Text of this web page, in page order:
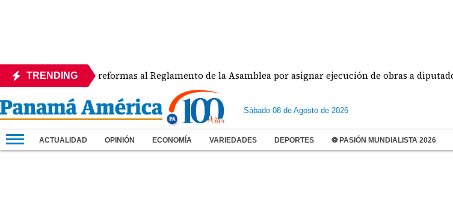
TRENDING
rechaza reformas al Reglamento de la Asamblea por asignar ejecución de obras a diputados
Sábado 08 de Agosto de 2026
ACTUALIDAD OPINIÓN ECONOMÍA VARIEDADES DEPORTES ⚽ PASIÓN MUNDIALISTA 2026